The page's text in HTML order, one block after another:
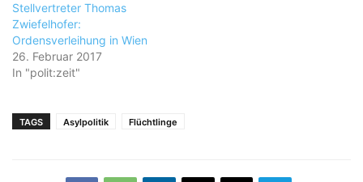
Stellvertreter Thomas
Zwiefelhofer:
Ordensverleihung in Wien
26. Februar 2017
In "polit:zeit"
TAGS Asylpolitik Flüchtlinge